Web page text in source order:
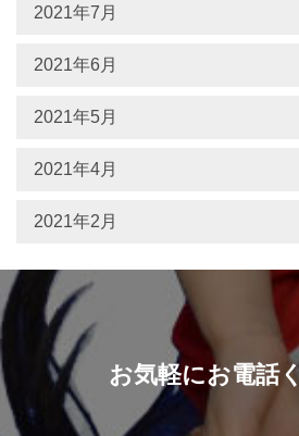
2021年7月
2021年6月
2021年5月
2021年4月
2021年2月
お気軽にお電話